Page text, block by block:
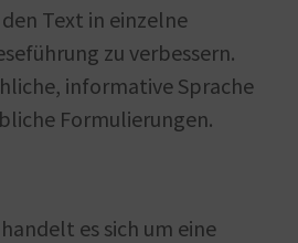
Text in einzelne
zu verbessern.
informative Sprache
Formulierungen.
es sich um eine